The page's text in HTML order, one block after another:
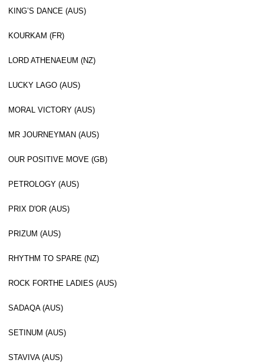
KING’S DANCE (AUS)
KOURKAM (FR)
LORD ATHENAEUM (NZ)
LUCKY LAGO (AUS)
MORAL VICTORY (AUS)
MR JOURNEYMAN (AUS)
OUR POSITIVE MOVE (GB)
PETROLOGY (AUS)
PRIX D'OR (AUS)
PRIZUM (AUS)
RHYTHM TO SPARE (NZ)
ROCK FORTHE LADIES (AUS)
SADAQA (AUS)
SETINUM (AUS)
STAVIVA (AUS)